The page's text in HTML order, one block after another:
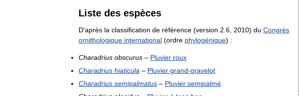
Liste des espèces
D'après la classification de référence (version 2 6 2010) du Congrès
ornithologique international (ordre phylogénique) :
Charadrius obscurus – Pluvier roux
Charadrius hiaticula – Pluvier grand-gravelot
Charadrius semipalmatus – Pluvier semipalmé